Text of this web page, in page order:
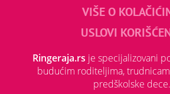
VIŠE O
USLOVI
Ringeraja.rs je specijalizovani
budućim roditeljima,
predškolske dece.